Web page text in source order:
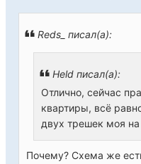
Reds_ писал(а):
Held писал(а):
Отлично, сейчас
квартиры, всё
двух трешек моя
Почему? Схема же